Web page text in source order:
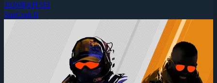
2026年8月5日
StarCraft II